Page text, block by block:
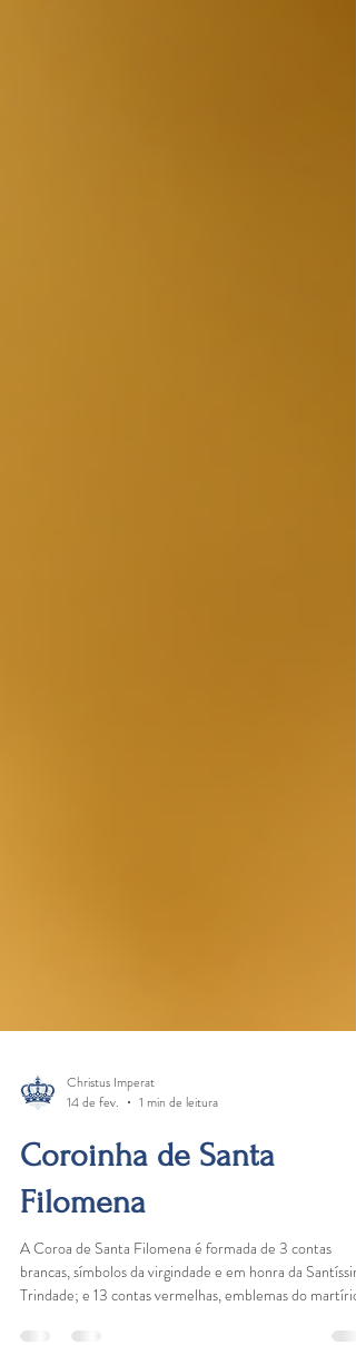
Christus Imperat
14 de fev.
1 min de leitura
Coroinha de Santa
Filomena
A Coroa de Santa Filomena é formada de 3 contas
brancas, símbolos da virgindade e em honra da